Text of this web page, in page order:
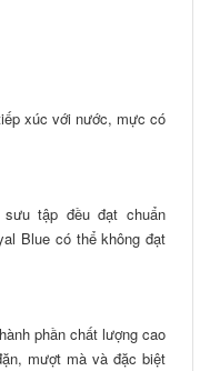
xúc với nước, mực có
tập đều đạt chuẩn
Blue có thể không đạt
phần chất lượng cao
mượt mà và đặc biệt